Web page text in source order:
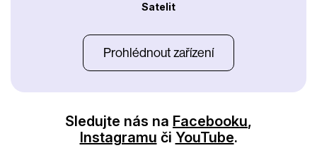
Satelit
Prohlédnout zařízení
Sledujte nás na Facebooku,
Instagramu či YouTube.